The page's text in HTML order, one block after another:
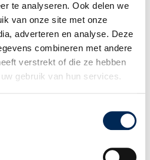
te analyseren. Ook delen we
van onze site met onze
adverteren en analyse. Deze
combineren met andere
verstrekt of die ze hebben
gebruik van hun services.
en
internationale HR & Payroll
België, Duitsland, Frankrijk, het
internationaal team van ca. 45